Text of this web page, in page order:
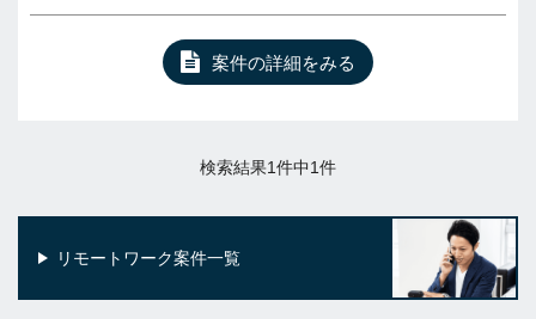
案件の詳細をみる
検索結果1件中1件
リモートワーク案件一覧